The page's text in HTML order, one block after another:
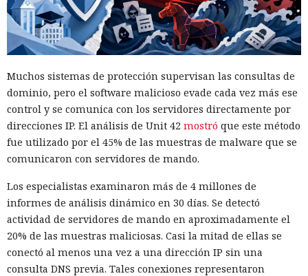
Muchos sistemas de protección supervisan las consultas de
dominio, pero el software malicioso evade cada vez más ese
control y se comunica con los servidores directamente por
direcciones IP. El análisis de Unit 42 mostró que este método
fue utilizado por el 45% de las muestras de malware que se
comunicaron con servidores de mando.
Los especialistas examinaron más de 4 millones de
informes de análisis dinámico en 30 días. Se detectó
actividad de servidores de mando en aproximadamente el
20% de las muestras maliciosas. Casi la mitad de ellas se
conectó al menos una vez a una dirección IP sin una
consulta DNS previa. Tales conexiones representaron